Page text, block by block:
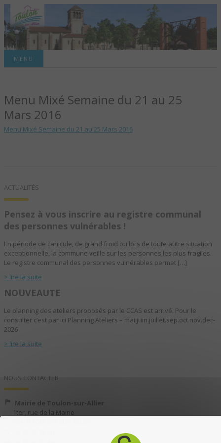
TOULON-SUR-
ALLIER – SITE
OFFICIEL DE LA
MENU
Menu Mixé Semaine du 21 au 25
Mars 2016
Menu Mixé Semaine du 21 au 25 Mars 2016
ACTUALITÉS
Pensez à vous inscrire au registre communal
des personnes vulnérables !
En période de canicule, de grand froid ou lors de toute autre situation
exceptionnelle, la commune veille sur les personnes les plus fragiles.
Le registre communal des personnes vulnérables permet […]
> lire la suite
NOUVEAUTE
Le planning des ateliers proposés par le CCAS est arrivé. Pour le
consulter c’est par ici Planning Ateliers – mai.juin.juillet.sep.oct.nov.dec-
2026
> lire la suite
NOUS CONTACTER
Mairie de Toulon-sur-Allier
1ter, rue de la Mairie